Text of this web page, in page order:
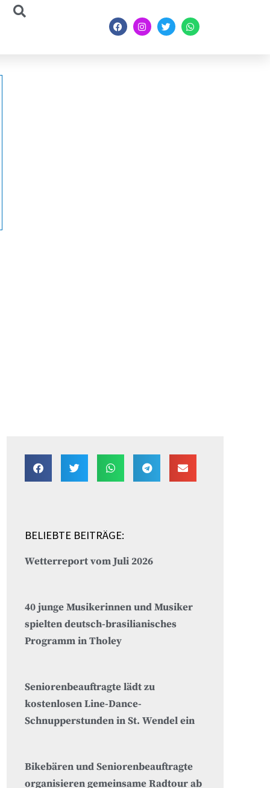
BELIEBTE BEITRÄGE:
Wetterreport vom Juli 2026
40 junge Musikerinnen und Musiker
spielten deutsch-brasilianisches
Programm in Tholey
Seniorenbeauftragte lädt zu
kostenlosen Line-Dance-
Schnupperstunden in St. Wendel ein
Bikebären und Seniorenbeauftragte
organisieren gemeinsame Radtour ab